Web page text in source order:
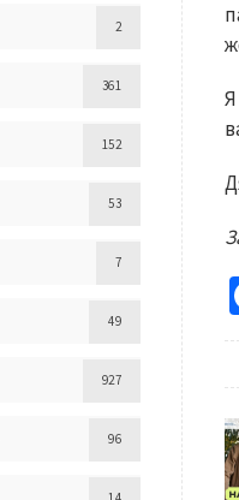
2
361
152
53
7
49
927
96